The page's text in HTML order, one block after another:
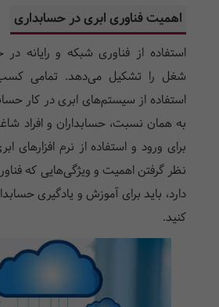
اهمیت فناوری ابری در حسابداری
استفاده از فناوری شبکه و رایانه در
شغل را تشکیل می‌دهد. تمامی کسب
استفاده از سیستم‌های ابری در کار
به همان نسبت، حسابداران و افراد
برای ورود و استفاده از نرم افزارهای
نظر گرفتن اهمیت و ویژگی‌هایی که
دارد، باید برای آموزش و یادگیری
کنید.